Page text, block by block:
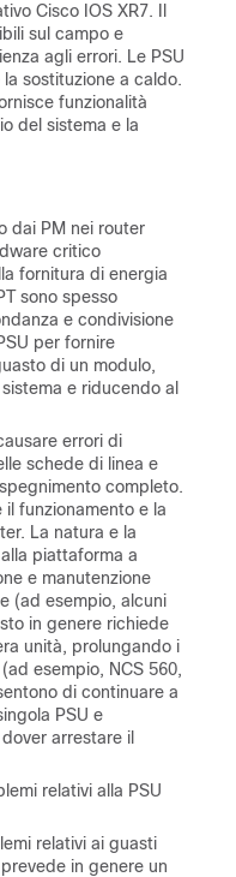
Cisco IOS XR7. Il
sul campo e
agli errori. Le PSU
sostituzione a caldo.
funzionalità
del sistema e la
dai PM nei router
critico
fornitura di energia
sono spesso
e condivisione
per fornire
di un modulo,
e riducendo al
errori di
schede di linea e
completo.
funzionamento e la
La natura e la
piattaforma a
e manutenzione
(ad esempio, alcuni
in genere richiede
unità, prolungando i
esempio, NCS 560,
di continuare a
PSU e
arrestare il
relativi alla PSU
relativi ai guasti
in genere un